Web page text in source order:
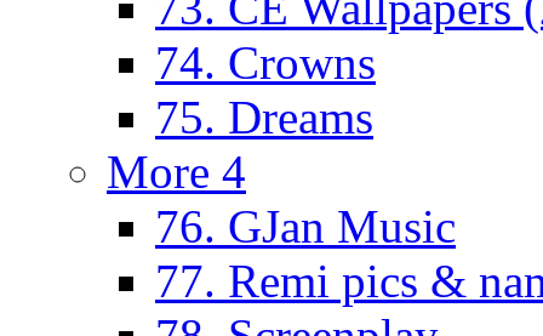
74. Crowns
75. Dreams
More 4
76. GJan Music
77. Remi pics &